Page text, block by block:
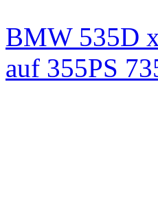
BMW 535D
auf 355PS